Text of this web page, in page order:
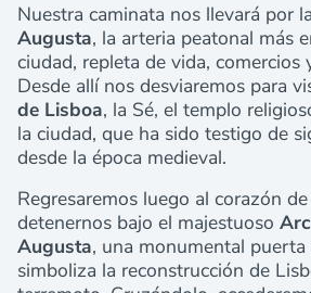
Nuestra caminata nos llevará por
Augusta, la arteria peatonal más
ciudad, repleta de vida, comercios
Desde allí nos desviaremos para
de Lisboa, la Sé, el templo
la ciudad, que ha sido testigo de
desde la época medieval.
Regresaremos luego al corazón
detenernos bajo el majestuoso
Augusta, una monumental
simboliza la reconstrucción de